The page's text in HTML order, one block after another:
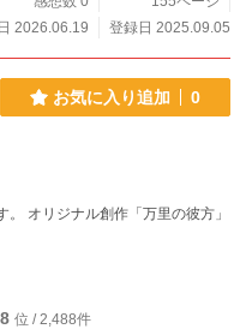
2026.06.19
登録日 2025.09.05
お気に入り追加 0
方」
位 / 2,488件